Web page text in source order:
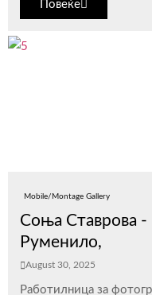
Повеќе
Mobile/Montage Gallery
Соња Ставрова
Руменило,
August 30, 2025
Работилница за